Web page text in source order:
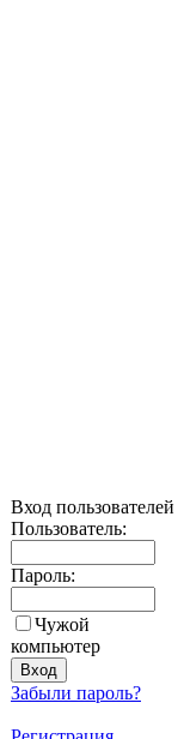
Вход пользователей
Пользователь:
Пароль:
Чужой
компьютер
Забыли пароль?